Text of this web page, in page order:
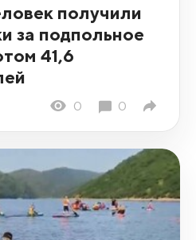
получили
за подпольное
41,6
0 0